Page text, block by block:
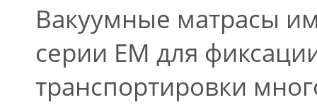
Вакуумные матрасы
серии EM для
транспортировки